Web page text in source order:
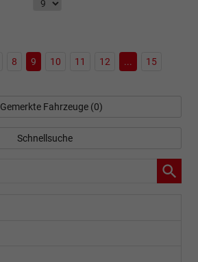
8 9 10 11 12 ... 15
Gemerkte Fahrzeuge (0)
Schnellsuche